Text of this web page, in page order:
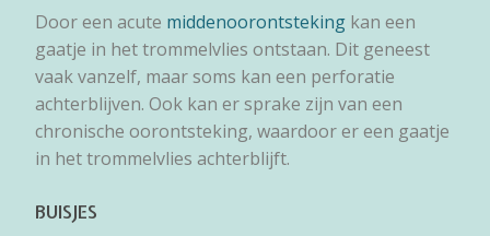
Door een acute middenoorontsteking kan een
gaatje in het trommelvlies ontstaan. Dit geneest
vaak vanzelf, maar soms kan een perforatie
achterblijven. Ook kan er sprake zijn van een
chronische oorontsteking, waardoor er een gaatje
in het trommelvlies achterblijft.
BUISJES